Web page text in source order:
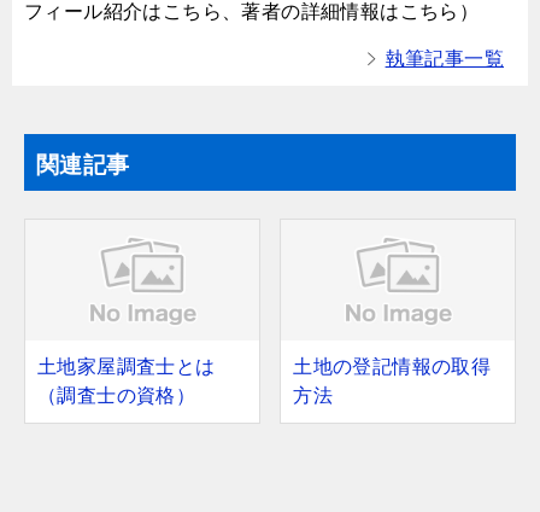
フィール紹介はこちら、著者の詳細情報はこちら）
執筆記事一覧
関連記事
土地家屋調査士とは
（調査士の資格）
土地の登記情報の取得
方法